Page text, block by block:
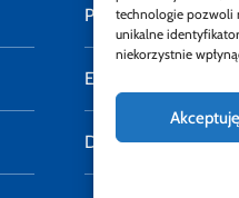
technologie pozwoli
unikalne
niekorzystnie
Akceptuję
Polityka prywatności
E-faktury
Dostępność